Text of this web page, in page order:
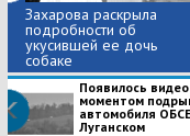
Захарова раскрыла
подробности об
укусившей ее дочь
собаке
Появилось видео
моментом
автомобиля
Луганском